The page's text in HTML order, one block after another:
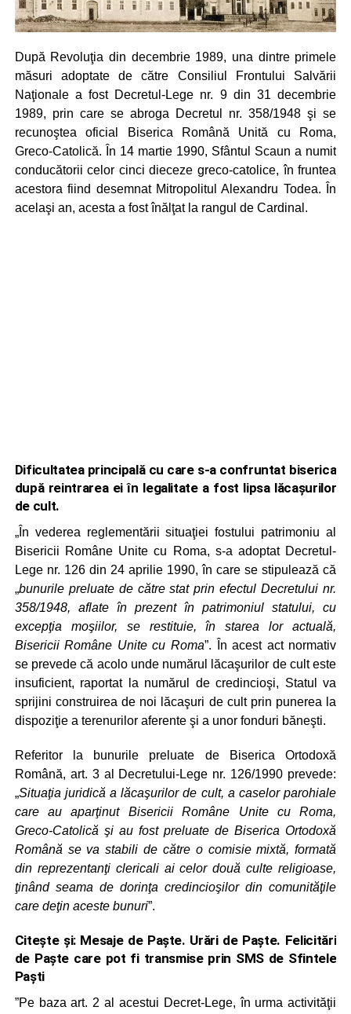
După Revoluţia din decembrie 1989, una dintre primele
măsuri adoptate de către Consiliul Frontului Salvării
Naţionale a fost Decretul‑Lege nr. 9 din 31 decembrie
1989, prin care se abroga Decretul nr. 358/1948 şi se
recunoştea oficial Biserica Română Unită cu Roma,
Greco‑Catolică. În 14 martie 1990, Sfântul Scaun a numit
conducătorii celor cinci dieceze greco‑catolice, în fruntea
acestora fiind desemnat Mitropolitul Alexandru Todea. În
acelaşi an, acesta a fost înălţat la rangul de Cardinal.
Dificultatea principală cu care s-a confruntat biserica
după reintrarea ei în legalitate a fost lipsa lăcaşurilor
de cult.
„În vederea reglementării situaţiei fostului patrimoniu al
Bisericii Române Unite cu Roma, s‑a adoptat Decretul-
Lege nr. 126 din 24 aprilie 1990, în care se stipulează că
„bunurile preluate de către stat prin efectul Decretului nr.
358/1948, aflate în prezent în patrimoniul statului, cu
excepţia moşiilor, se restituie, în starea lor actuală,
Bisericii Române Unite cu Roma”. În acest act normativ
se prevede că acolo unde numărul lăcaşurilor de cult este
insuficient, raportat la numărul de credincioşi, Statul va
sprijini construirea de noi lăcaşuri de cult prin punerea la
dispoziţie a terenurilor aferente şi a unor fonduri băneşti.
Referitor la bunurile preluate de Biserica Ortodoxă
Română, art. 3 al Decretului‑Lege nr. 126/1990 prevede:
„Situaţia juridică a lăcaşurilor de cult, a caselor parohiale
care au aparţinut Bisericii Române Unite cu Roma,
Greco‑Catolică şi au fost preluate de Biserica Ortodoxă
Română se va stabili de către o comisie mixtă, formată
din reprezentanţi clericali ai celor două culte religioase,
ţinând seama de dorinţa credincioşilor din comunităţile
care deţin aceste bunuri”.
Citește și: Mesaje de Paște. Urări de Paște. Felicitări
de Paște care pot fi transmise prin SMS de Sfintele
Paști
”Pe baza art. 2 al acestui Decret‑Lege, în urma activităţii